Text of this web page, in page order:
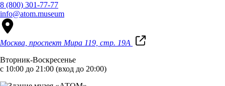
8 (800) 301-77-77
info@atom.museum
Москва, проспект Мира 119, стр. 19А
Вторник-Воскресенье
с 10:00 до 21:00 (вход до 20:00)